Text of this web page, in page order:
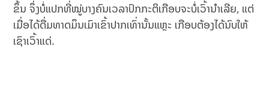
ຂຶ້ນ ຈຶ່ງບໍ່ແປກທີ່ໝູ່ບາງຄົນເວລາປົກກະຕິເກືອບຈະບໍ່ເວົ້ານໍາເລີຍ, ແຕ່
ເມື່ອໄດ້ດື່ມທາດມຶນເມົາເຂົ້າປາກເທົ່ານັ້ນແຫຼະ ເກືອບຕ້ອງໄດ້ນົບໃຫ້
ເຊົາເວົ້າແດ່.